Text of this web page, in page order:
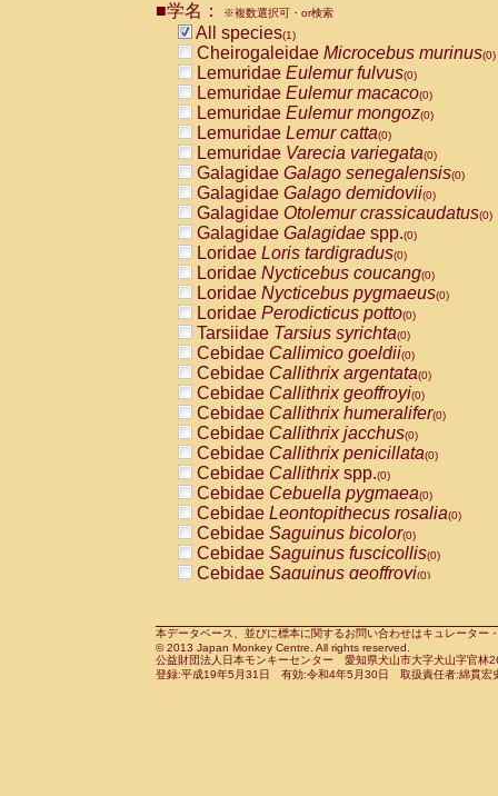
CebidaeCebus nigrivittatus
CebidaeCebus
CebidaeSaimiri boliviensis(0)
CebidaeSaimiri sciureus(0)
AtelidaeAlouatta caraya(0)
AtelidaeAlouatta fusca(0)
AtelidaeAlouatta seniculus
AtelidaeAlouattaspp.(0)
AtelidaeAteles belzebuth(0)
AtelidaeAteles geoffroyi(0)
AtelidaeAteles paniscus(0)
AtelidaeAtelesspp.(0)
Atelidae Lagothrix lagothricha
AtelidaeLagothrix lagothricha cana
PitheciidaeCacajao calvus
PitheciidaeCallicebus cupreus
PitheciidaeCallicebus donacophilus
PitheciidaeCallicebus moloch
PitheciidaeCallicebus torquatus
PitheciidaeCallicebusspp.(0)
PitheciidaeChiropotes satanas(0)
PitheciidaePithecia monachus
PitheciidaePithecia pithecia(0)
CercopithecidaeCercocebus agilis
CercopithecidaeCercocebus
CercopithecidaeCercocebus
CercopithecidaeCercocebus
CercopithecidaeCercocebus
CercopithecidaeCercocebushybrid
CercopithecidaePapio anubis(0)
CercopithecidaePapio cynocephalus
CercopithecidaePapio hamadryas(0)
■学名： ※複数選択可・or検索
All species(1)
Cheirogaleidae Microcebus murinus(0)
Lemuridae Eulemur fulvus(0)
Lemuridae Eulemur macaco(0)
Lemuridae Eulemur mongoz(0)
Lemuridae Lemur catta(0)
Lemuridae Varecia variegata(0)
Galagidae Galago senegalensis(0)
Galagidae Galago demidovii(0)
Galagidae Otolemur crassicaudatus(0)
Galagidae Galagidae spp.(0)
Loridae Loris tardigradus(0)
Loridae Nycticebus coucang(0)
Loridae Nycticebus pygmaeus(0)
Loridae Perodicticus potto(0)
Tarsiidae Tarsius syrichta(0)
Cebidae Callimico goeldii(0)
Cebidae Callithrix argentata(0)
Cebidae Callithrix geoffroyi(0)
Cebidae Callithrix humeralifer(0)
Cebidae Callithrix jacchus(0)
Cebidae Callithrix penicillata(0)
Cebidae Callithrixspp.(0)
Cebidae Cebuella pygmaea(0)
Cebidae Leontopithecus rosalia(0)
Cebidae Saguinus bicolor(0)
Cebidae Saguinus fuscicollis(0)
Cebidae Saguinus geoffroyi(0)
CebidaeSaguinus leucopus(0)
CebidaeSaguinus midas(0)
Cebidae Saguinus mystax(0)
本データベース、並びに標本に関するお問い合わせはキュレータ
© 2013 Japan Monkey Centre. All rights reserved.
公益財団法人日本モンキーセンター 愛知県犬山市大字犬山字官
登録:平成19年5月31日 有効:令和4年5月30日 取扱責任者:綿貫宏